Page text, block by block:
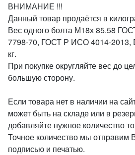
ВНИМАНИЕ !!!
Данный товар продаётся в
Вес одного болта М18х 85.58
7798-70, ГОСТ Р ИСО 4014-2013,
кг.
При покупке округляйте вес до
большую сторону.
Если товара нет в наличии на
может быть на складе или в
добавляйте нужное количество
Точное количество мы отправим
подписью и печатью.